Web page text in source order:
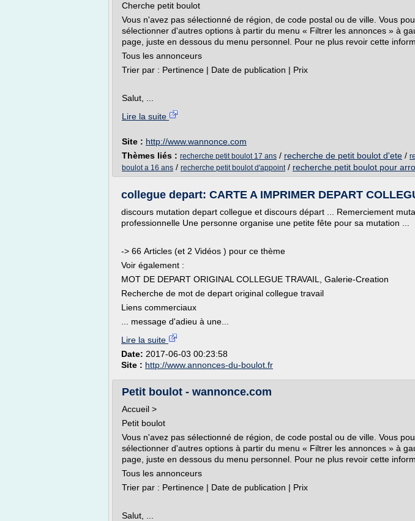
Cherche petit boulot
Vous n'avez pas sélectionné de région, de code postal ou de ville. Vous
sélectionner d'autres options à partir du menu « Filtrer les annonces » à
page, juste en dessous du menu personnel. Pour ne plus revoir cette
Tous les annonceurs
Trier par : Pertinence | Date de publication | Prix
Salut, ...
Lire la suite
Site : http://www.wannonce.com
Thèmes liés : recherche petit boulot 17 ans / recherche de petit boulot d'ete /
boulot a 16 ans / recherche petit boulot d'appoint/ recherche petit boulot pour
collegue depart: CARTE A IMPRIMER DEPART
discours mutation depart collegue et discours départ ... Remerciement
professionnelle Une personne organise une petite fête pour sa mutation ...
-> 66 Articles (et 2 Vidéos ) pour ce thème
Voir également :
MOT DE DEPART ORIGINAL COLLEGUE TRAVAIL, Galerie-Creation
Recherche de mot de depart original collegue travail
Liens commerciaux
... message d'adieu à une...
Lire la suite
Date: 2017-06-03 00:23:58
Site : http://www.annonces-du-boulot.fr
Petit boulot - wannonce.com
Accueil >
Petit boulot
Vous n'avez pas sélectionné de région, de code postal ou de ville. Vous
sélectionner d'autres options à partir du menu « Filtrer les annonces » à
page, juste en dessous du menu personnel. Pour ne plus revoir cette
Tous les annonceurs
Trier par : Pertinence | Date de publication | Prix
Salut, ...